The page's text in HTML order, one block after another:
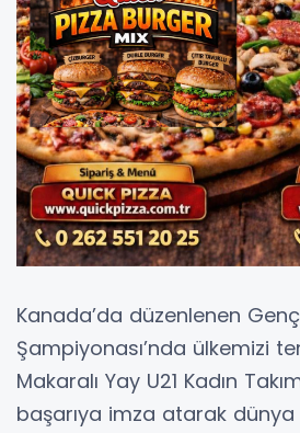
Kanada’da düzenlenen
Şampiyonası’nda ülkemizi
Makaralı Yay U21 Kadın
başarıya imza atarak